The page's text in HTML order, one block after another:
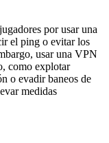
por usar una
el ping o evitar los
usar una VPN
como explotar
o evadir baneos de
medidas